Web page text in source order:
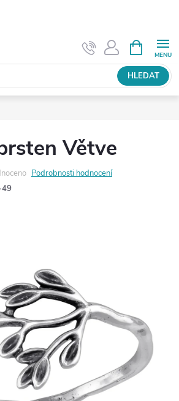
HLEDAT
NÁKUPNÍ
KOŠÍK
Větve
Podrobnosti hodnocení